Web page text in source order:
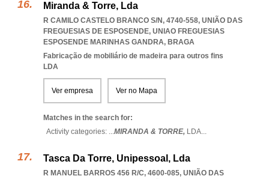
Miranda & Torre, Lda
R CAMILO CASTELO BRANCO S/N, 4740-558, UNIÃO DAS
FREGUESIAS DE ESPOSENDE, UNIAO FREGUESIAS
ESPOSENDE MARINHAS GANDRA, BRAGA
Fabricação de mobiliário de madeira para outros fins
LDA
Ver empresa Ver no Mapa
Matches in the search for:
Activity categories: ...MIRANDA & TORRE, LDA...
Tasca Da Torre, Unipessoal, Lda
R MANUEL BARROS 456 R/C, 4600-085, UNIÃO DAS